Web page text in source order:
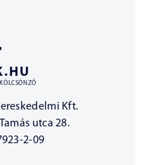
Kft.
utca 28.
2-09